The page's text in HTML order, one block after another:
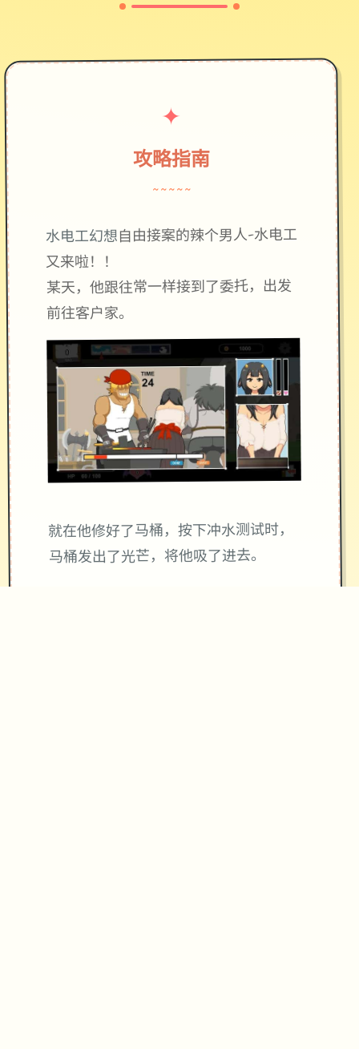
✦
攻略指南
~~~~~
水电工幻想自由接案的辣个男人-水电工
又来啦！！
某天，他跟往常一样接到了委托，出发
前往客户家。
就在他修好了马桶，按下冲水测试时，
马桶发出了光芒，将他吸了进去。